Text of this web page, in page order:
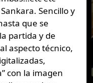
Sencillo y
que se
partida y de
aspecto técnico,
con la imagen